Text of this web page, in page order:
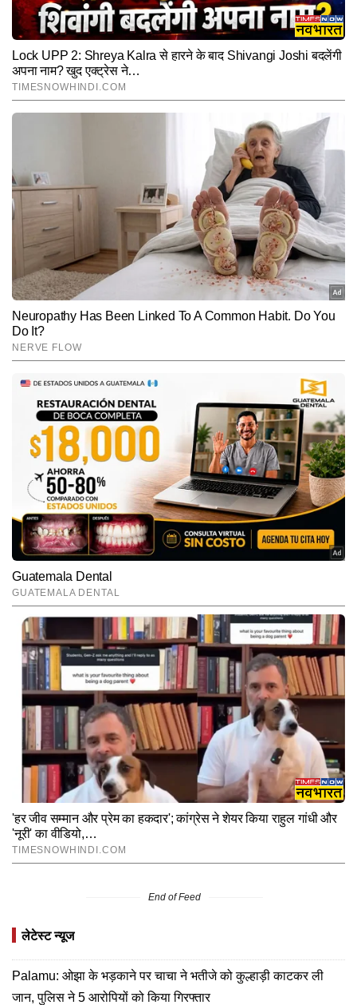
End of Feed
लेटेस्ट न्यूज
Palamu: ओझा के भड़काने पर चाचा ने भतीजे को कुल्हाड़ी काटकर ली
जान, पुलिस ने 5 आरोपियों को किया गिरफ्तार